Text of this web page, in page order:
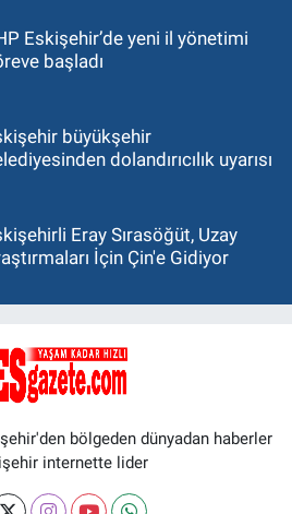
Eskişehir’de yeni il yönetimi
başladı
büyükşehir
dolandırıcılık uyarısı
Eray Sırasöğüt, Uzay
İçin Çin'e Gidiyor
bölgeden dünyadan haberler
internette lider